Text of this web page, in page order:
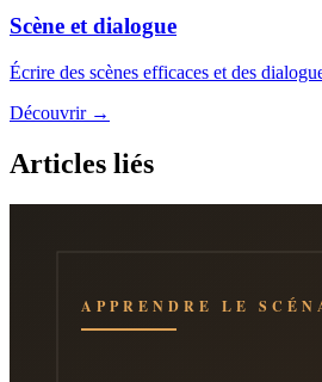
Scène et dialogue
Écrire des scènes efficaces et des
Découvrir →
Articles liés